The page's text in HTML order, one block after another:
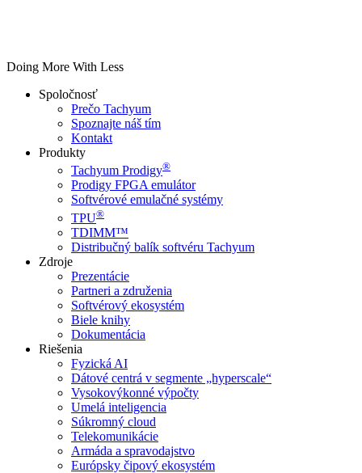
Doing More With Less
Spoločnosť
Prečo Tachyum
Spoznajte náš tím
Kontakt
Produkty
Tachyum Prodigy®
Prodigy FPGA emulátor
Softvérové emulačné systémy
TPU®
TDIMM™
Distribučný balík softvéru Tachyum
Zdroje
Prezentácie
Partneri a združenia
Softvérový ekosystém
Biele knihy
Dokumentácia
Riešenia
Fyzická AI
Dátové centrá v segmente „hyperscale“
Vysokovýkonné výpočty
Umelá inteligencia
Súkromný cloud
Telekomunikácie
Armáda a spravodajstvo
Európsky čipový ekosystém